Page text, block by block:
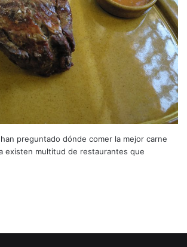
preguntado dónde comer la mejor carne
existen multitud de restaurantes que